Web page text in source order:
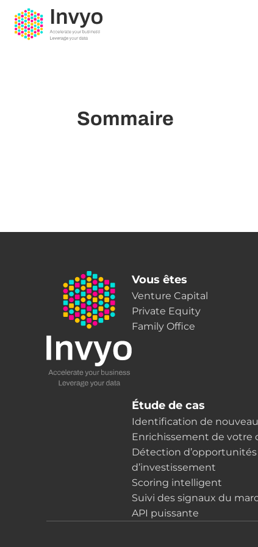
Sommaire
Vous êtes
Venture Capital
Private Equity
Family Office
Étude de cas
Identification de
Enrichissement de votre
Détection d’opportunités
d’investissement
Scoring intelligent
Suivi des signaux du
API puissante